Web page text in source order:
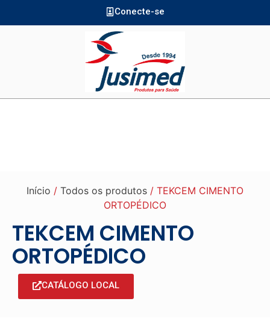
Conecte-se
Início / Todos os produtos / TEKCEM CIMENTO
ORTOPÉDICO
TEKCEM CIMENTO
ORTOPÉDICO
CATÁLOGO LOCAL